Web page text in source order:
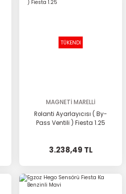
TÜKENDİ
MAGNETİ MARELLİ
Rolanti Ayarlayıcısı ( By-
Pass Ventili ) Fiesta 1.25
3.238,49 TL